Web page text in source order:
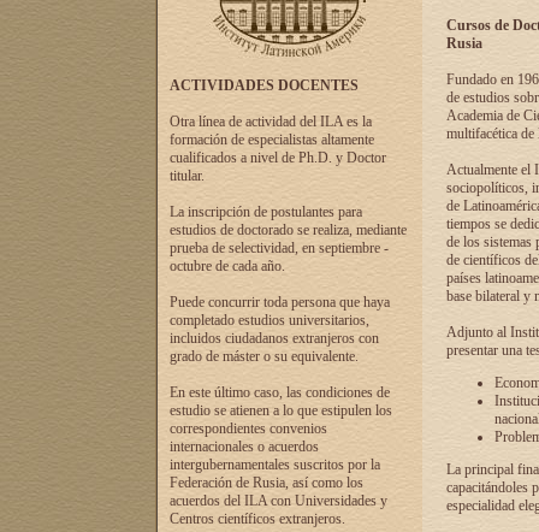
ACTIVIDADES DOCENTES
Otra línea de actividad del ILA es la
formación de especialistas altamente
cualificados a nivel de Ph.D. y Doctor
titular.
La inscripción de postulantes para
estudios de doctorado se realiza, mediante
prueba de selectividad, en septiembre -
octubre de cada año.
Puede concurrir toda persona que haya
completado estudios universitarios,
incluidos ciudadanos extranjeros con
grado de máster o su equivalente.
En este último caso, las condiciones de
estudio se atienen a lo que estipulen los
correspondientes convenios
internacionales o acuerdos
intergubernamentales suscritos por la
Federación de Rusia, así como los
acuerdos del ILA con Universidades y
Centros científicos extranjeros.
Cursos de
Rusia
Fundado en
de estudios
Academia de
multifacética de
Actualmente el
sociopolíticos,
de
tiempos se
de los sistemas
de científicos
países
base bilateral y
Adjunto al
presentar una
La principal
capacitándoles
especialidad